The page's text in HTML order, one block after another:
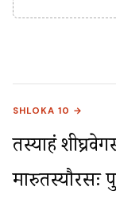
SHLOKA 10 →
तस्याहं
मारुतस्यौरसः